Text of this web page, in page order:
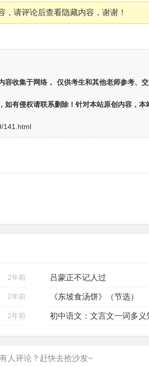
，请评论后查看隐藏内容，谢谢！
容收集于网络，
仅供考生和其他老师参考、
如有侵权请联系删除！针对本站原创内容，
141.html
2年前 吕蒙正不记人过
2年前 《东坡食汤饼》（节选）
2年前 初中语文：文言文一词多义